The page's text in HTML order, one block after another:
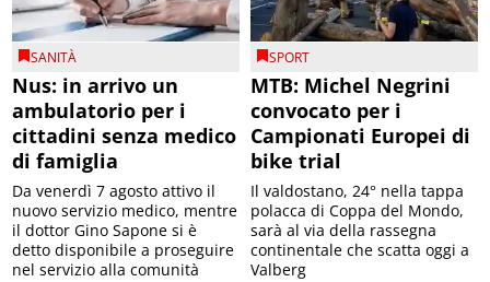
SANITÀ
Nus: in arrivo un
ambulatorio per i
cittadini senza medico
di famiglia
Da venerdì 7 agosto attivo il
nuovo servizio medico, mentre
il dottor Gino Sapone si è
detto disponibile a proseguire
nel servizio alla comunità
SPORT
MTB: Michel Negrini
convocato per i
Campionati Europei di
bike trial
Il valdostano, 24° nella tappa
polacca di Coppa del Mondo,
sarà al via della rassegna
continentale che scatta oggi a
Valberg